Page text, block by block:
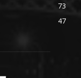
73
47